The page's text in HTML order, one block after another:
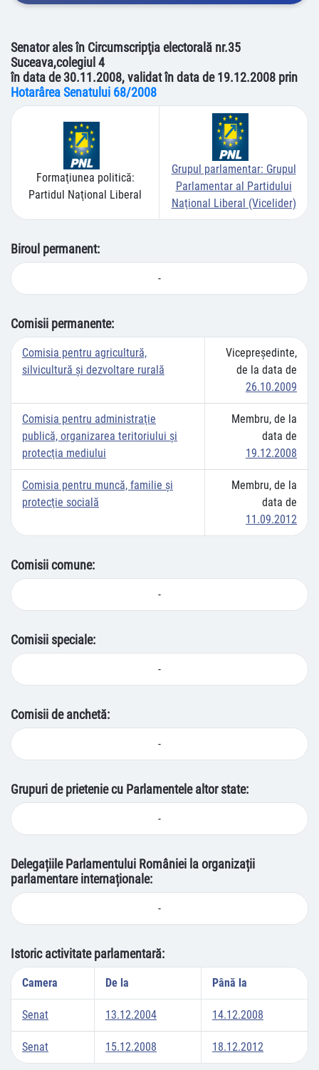
Senator ales în Circumscripţia electorală nr.35
Suceava,colegiul 4
în data de 30.11.2008, validat în data de 19.12.2008 prin
Hotarârea Senatului 68/2008
Formaţiunea politică:
Partidul Naţional Liberal
Grupul parlamentar: Grupul
Parlamentar al Partidului
Naţional Liberal (Vicelider)
Biroul permanent:
-
Comisii permanente:
Comisia pentru agricultură,
silvicultură şi dezvoltare rurală
Vicepreşedinte,
de la data de
26.10.2009
Comisia pentru administraţie
publică, organizarea teritoriului şi
protecţia mediului
Membru, de la
data de
19.12.2008
Comisia pentru muncă, familie şi
protecţie socială
Membru, de la
data de
11.09.2012
Comisii comune:
-
Comisii speciale:
-
Comisii de anchetă:
-
Grupuri de prietenie cu Parlamentele altor state:
-
Delegațiile Parlamentului României la organizații
parlamentare internaționale:
-
Istoric activitate parlamentară:
Camera De la Până la
Senat 13.12.2004 14.12.2008
Senat 15.12.2008 18.12.2012